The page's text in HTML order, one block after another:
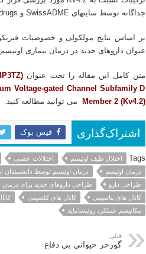
جداگانه توسط سایتهای SwissADME و FAFdrugs آنالیز شده است.
عنوان داروهای جدید در درمان بیماری
متن کامل این مقاله را تحت عنوان
Voltage-gated Channel Subfamily D
Member 2 (Kv4.2)
می توانید مطالعه کنید.
اشتراک‌گذاری فیس بوک
Tags اختلال طیف اوتیسم اختلالات عصبی
درمان اوتیسم
درمان اوتیسم توسط دانشمندان
طراحی دارو
طراحی داروهای جدید برای درمان
کانال های پتاسیمی
کانال های کلسیمی
مکانیسم عملکرد زونیساماید
قبلی
گورخر حیوانی بی دفاع